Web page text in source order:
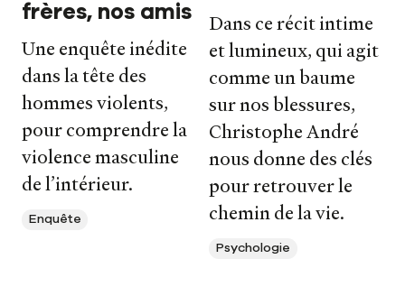
frères, nos amis
Une enquête inédite
dans la tête des
hommes violents,
pour comprendre la
violence masculine
de l’intérieur.
Enquête
Dans ce récit intime
et lumineux, qui agit
comme un baume
sur nos blessures,
Christophe André
nous donne des clés
pour retrouver le
chemin de la vie.
Psychologie